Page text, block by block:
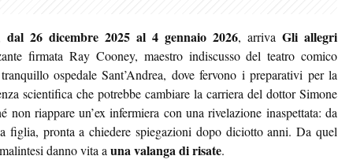
dal 26 dicembre 2025 al 4 gennaio 2026, arriva Gli allegri
firmata Ray Cooney, maestro indiscusso del teatro comico
ospedale Sant’Andrea, dove fervono i preparativi per la
scientifica che potrebbe cambiare la carriera del dottor Simone
riappare un’ex infermiera con una rivelazione inaspettata: da
figlia, pronta a chiedere spiegazioni dopo diciotto anni. Da quel
danno vita auna valanga di risate.